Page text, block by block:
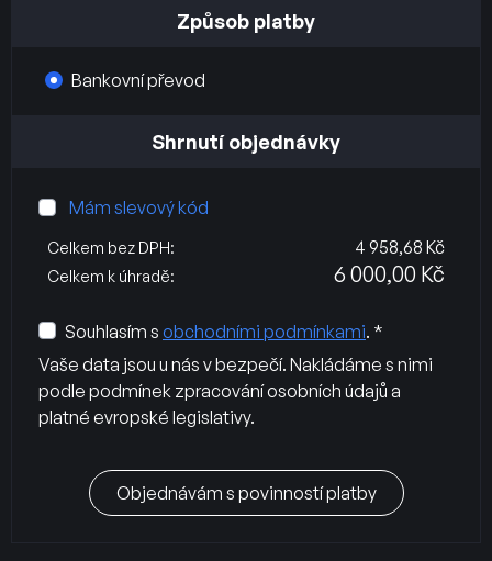
Způsob platby
Bankovní převod
Shrnutí objednávky
Mám slevový kód
Celkem bez DPH: 4 958,68 Kč
Celkem k úhradě: 6 000,00 Kč
Souhlasím s obchodními podmínkami. *
Vaše data jsou u nás v bezpečí. Nakládáme s nimi
podle podmínek zpracování osobních údajů a
platné evropské legislativy.
Objednávám s povinností platby